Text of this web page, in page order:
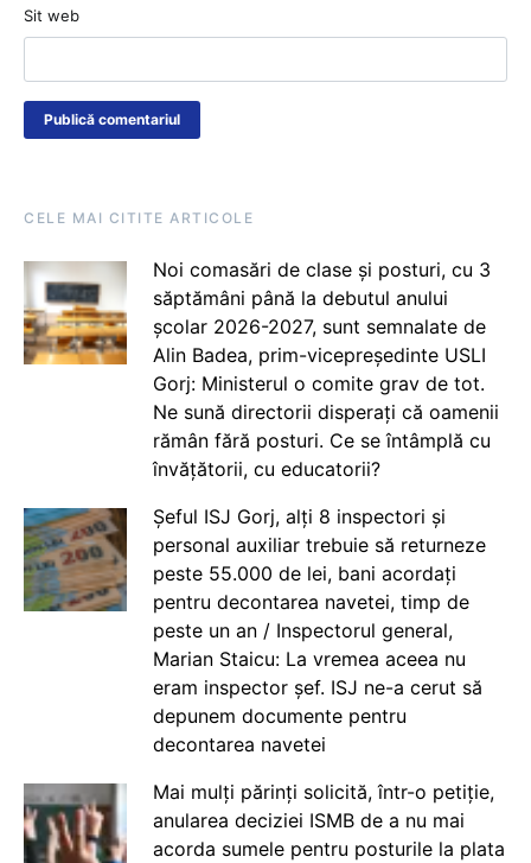
Sit web
CELE MAI CITITE ARTICOLE
Noi comasări de clase și posturi, cu 3
săptămâni până la debutul anului
școlar 2026-2027, sunt semnalate de
Alin Badea, prim-vicepreședinte USLI
Gorj: Ministerul o comite grav de tot.
Ne sună directorii disperați că oamenii
rămân fără posturi. Ce se întâmplă cu
învățătorii, cu educatorii?
Șeful ISJ Gorj, alți 8 inspectori și
personal auxiliar trebuie să returneze
peste 55.000 de lei, bani acordați
pentru decontarea navetei, timp de
peste un an / Inspectorul general,
Marian Staicu: La vremea aceea nu
eram inspector șef. ISJ ne-a cerut să
depunem documente pentru
decontarea navetei
Mai mulți părinți solicită, într-o petiție,
anularea deciziei ISMB de a nu mai
acorda sumele pentru posturile la plata